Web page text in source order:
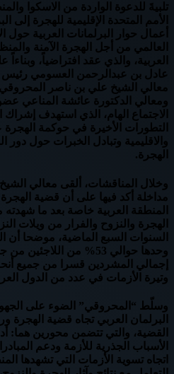
تلبيةَ للدعوة الواردة من الاسكوا
الأمم المتحدة الإقليمية للهجرة إلى
أعمال حوار البرلمانات العربية حول
العالمي من أجل الهجرة الآمنة
العربية، والذي عقد افتراضياً،
عادل بن عبدالرحمن العسومي رئيس
معالي الشيخ علي بن ناصر المحروقي
ومعالي الدكتورة عائشة المناعي
الاجتماع الهام، الذي استهدف إشراك
التطورات الأخيرة في حوكمة الهجرة
والاقليمية وتبادل الخبرات حول دور
الهجرة.
وخلال المناقشات، ألقى معالي
مداخلة أكد فيها على أن قضية
المنطقة العربية خاصة بعد ما
الهجرة والنزوح والفرار من ويلات
السنوات السبع الماضية، موضحا أن
إجمالي المشردين قسرا من جميع
وتيرة الأزمات في عدد من الدول
وسلّط “المحروقي” الضوء على الجهود
البرلمان العربي تجاه قضية الهجرة
القضية، والتي تتضمن محورين هما:
الأسباب الجذرية للأزمة ودعم
اتجاه تسوية الأزمات التي تشهدها